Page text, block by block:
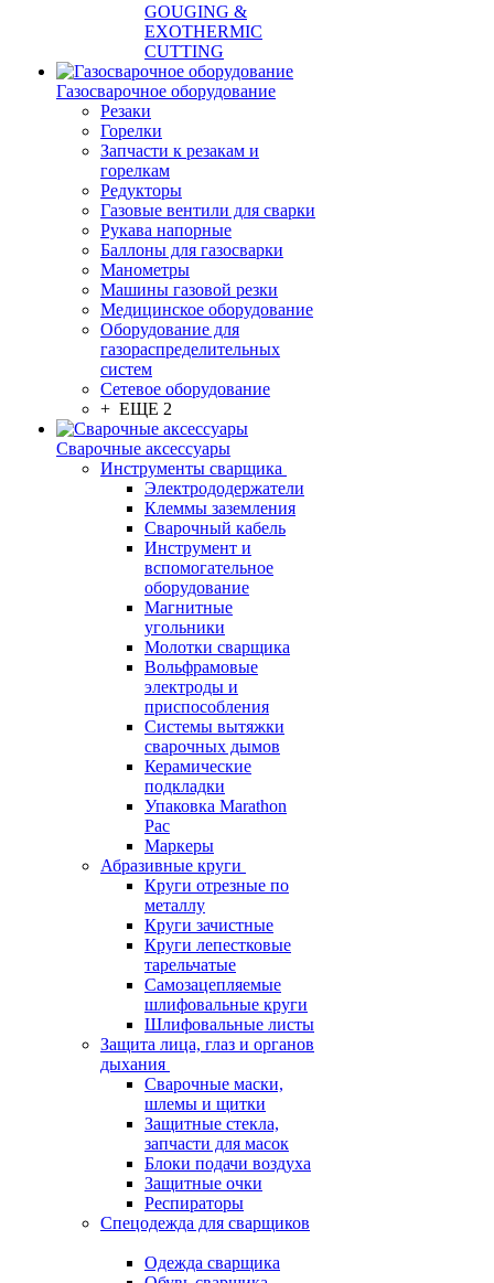
GOUGING &
EXOTHERMIC
CUTTING
Газосварочное оборудование
Резаки
Горелки
Запчасти к резакам и
горелкам
Редукторы
Газовые вентили для сварки
Рукава напорные
Баллоны для газосварки
Манометры
Машины газовой резки
Медицинское оборудование
Оборудование для
газораспределительных
систем
Сетевое оборудование
+ ЕЩЕ 2
Сварочные аксессуары
Инструменты сварщика
Электрододержатели
Клеммы заземления
Сварочный кабель
Инструмент и
вспомогательное
оборудование
Магнитные
угольники
Молотки сварщика
Вольфрамовые
электроды и
приспособления
Системы вытяжки
сварочных дымов
Керамические
подкладки
Упаковка Marathon
Pac
Маркеры
Абразивные круги
Круги отрезные по
металлу
Круги зачистные
Круги лепестковые
тарельчатые
Самозацепляемые
шлифовальные круги
Шлифовальные листы
Защита лица, глаз и органов
дыхания
Сварочные маски,
шлемы и щитки
Защитные стекла,
запчасти для масок
Блоки подачи воздуха
Защитные очки
Респираторы
Спецодежда для сварщиков
Одежда сварщика